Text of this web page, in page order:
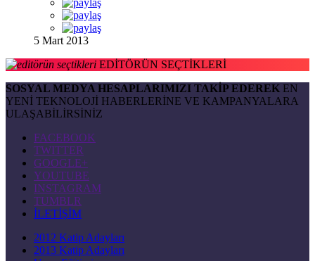
5 Mart 2013
EDİTÖRÜN SEÇTİKLERİ
SOSYAL MEDYA HESAPLARIMIZI TAKİP EDEREK EN
YENİ TEKNOLOJİ HABERLERİNE VE KAMPANYALARA
ULAŞABİLİRSİNİZ
FACEBOOK
TWITTER
GOOGLE+
YOUTUBE
INSTAGRAM
TUMBLR
İLETİŞİM
2012 Katip Adayları
2013 Katip Adayları